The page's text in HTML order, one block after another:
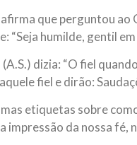
que perguntou ao
“Seja humilde, gentil
dizia: “O fiel
fiel e dirão:
etiquetas sobre
impressão da nossa fé,